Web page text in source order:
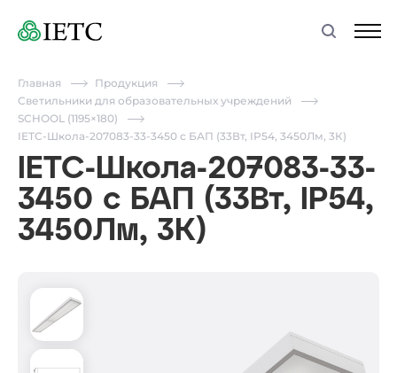
Главная
Продукция
Светильники для образовательных учреждений
SCHOOL (1195×180)
IETC-Школа-207083-33-3450 c БАП (33Вт, IP54, 3450Лм, 3К)
IETC-Школа-207083-33-
3450 c БАП (33Вт, IP54,
3450Лм, 3К)